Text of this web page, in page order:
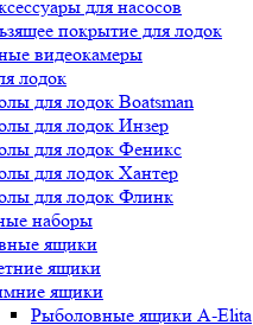
для насосов
покрытие для лодок
видеокамеры
лодок
для лодок Boatsman
для лодок Инзер
для лодок Феникс
для лодок Хантер
для лодок Флинк
наборы
ящики
ящики
ящики
Рыболовные ящики A-Elita